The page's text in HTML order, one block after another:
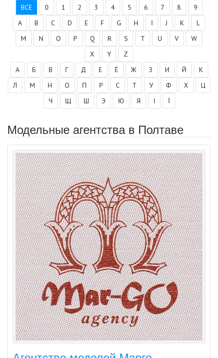
ВСЕ 0 1 2 3 4 5 6 7 8
9
A
B C D E F G H I J K
L
M
N O P Q R S T U V
W
X
Y
Z
А
Б В Г Д Е Ё Ж З И Й
К
Л
М Н О П Р С Т У Ф Х
Ц
Ч
Щ Ш Э Ю Я І Ї
Модельные агентства в Полтаве